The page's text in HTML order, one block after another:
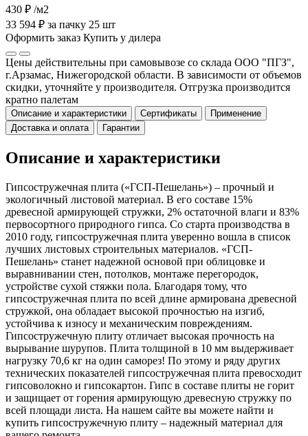
430 ₽ /м2
33 594 ₽ за пачку 25 шт
Оформить заказ Купить у дилера
Цены действительны при самовывозе со склада ООО "ПГЗ",
г.Арзамас, Нижегородской области. В зависимости от объемов
скидки, уточняйте у производителя. Отгрузка производится
кратно палетам
Описание и характеристики Сертификаты
Применение
Доставка и оплата
Гарантии
Описание и характеристики
Гипсостружечная плита («ГСП-Пешелань») – прочный и
экологичный листовой материал. В его составе 15%
древесной армирующей стружки, 2% остаточной влаги и 83%
первосортного природного гипса. Со старта производства в
2010 году, гипсостружечная плита уверенно вошла в список
лучших листовых строительных материалов. «ГСП-
Пешелань» станет надежной основой при облицовке и
выравнивании стен, потолков, монтаже перегородок,
устройстве сухой стяжки пола. Благодаря тому, что
гипсостружечная плита по всей длине армирована древесной
стружкой, она обладает высокой прочностью на изгиб,
устойчива к износу и механическим повреждениям.
Гипсостружечную плиту отличает высокая прочность на
вырывание шурупов. Плита толщиной в 10 мм выдерживает
нагрузку 70,6 кг на один саморез! По этому и ряду других
технических показателей гипсостружечная плита превосходит
гипсоволокно и гипсокартон. Гипс в составе плиты не горит
и защищает от горения армирующую древесную стружку по
всей площади листа. На нашем сайте вы можете найти и
купить гипсостружечную плиту – надежный материал для